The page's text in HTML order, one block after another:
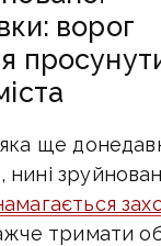
ворог
ще
тримати